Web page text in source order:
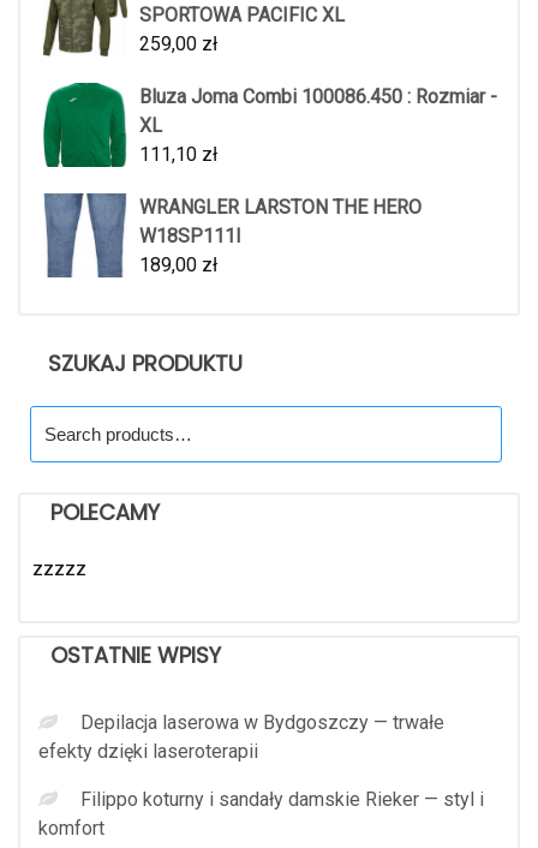
SPORTOWA PACIFIC XL
259,00 zł
Bluza Joma Combi 100086.450 : Rozmiar -
XL
111,10 zł
WRANGLER LARSTON THE HERO
W18SP111I
189,00 zł
SZUKAJ PRODUKTU
for:
POLECAMY
zzzzz
OSTATNIE WPISY
Depilacja laserowa w Bydgoszczy — trwałe
efekty dzięki laseroterapii
Filippo koturny i sandały damskie Rieker — styl i
komfort